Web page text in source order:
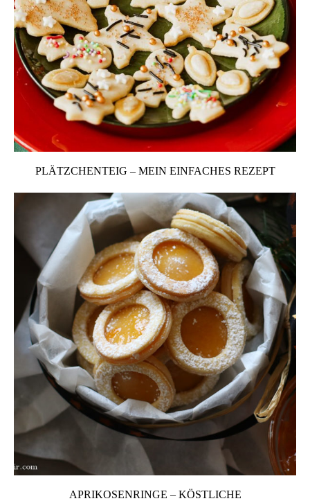
PLÄTZCHENTEIG – MEIN EINFACHES REZEPT
APRIKOSENRINGE – KÖSTLICHE